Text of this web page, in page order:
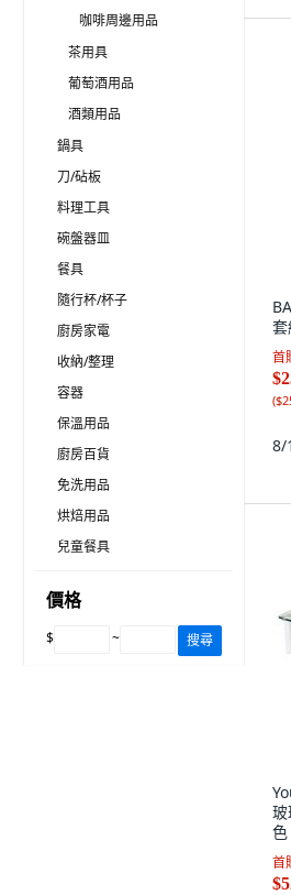
咖啡周邊用品
茶用具
葡萄酒用品
酒類用品
鍋具
刀/砧板
料理工具
碗盤器皿
餐具
隨行杯/杯子
廚房家電
收納/整理
容器
保溫用品
廚房百貨
免洗用品
烘焙用品
兒童餐具
價格
$ ~ 搜尋
首
(
8/
色
首